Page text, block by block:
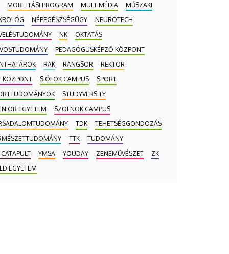
MOBILITÁSI PROGRAM MULTIMÉDIA
MŰSZAKI
NÉPEGÉSZSÉGÜGY
NEUROTECH
NK
OKTATÁS
PEDAGÓGUSKÉPZŐ KÖZPONT
RAK RANGSOR
REKTOR
KÖZPONT
SIÓFOK CAMPUS
SPORT
STUDYVERSITY
EGYETEM
SZOLNOK CAMPUS
TDK
TEHETSÉGGONDOZÁS
TTK
TUDOMÁNY
YMSA YOUDAY ZENEMŰVÉSZET
ZK
EGYETEM